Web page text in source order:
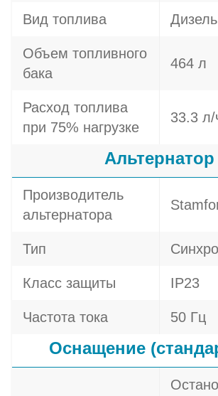
Вид топлива Дизель
Объем топливного
бака
464 л
Расход топлива
при 75% нагрузке
33.3 л/
Альтернатор
Производитель
альтернатора
Тип
Класс защиты IP23
Частота тока 50 Гц
Оснащение